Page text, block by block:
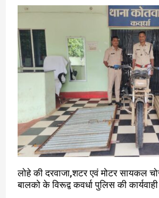
लोहे की दरवाजा,शटर एवं मोटर सायकल
बालको के विरूद्व कवर्धा पुलिस की कार्यवाही